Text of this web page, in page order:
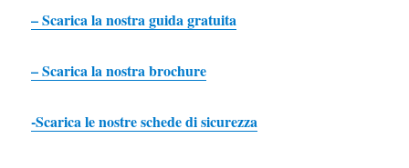
– Scarica la nostra guida gratuita
– Scarica la nostra brochure
-Scarica le nostre schede di sicurezza